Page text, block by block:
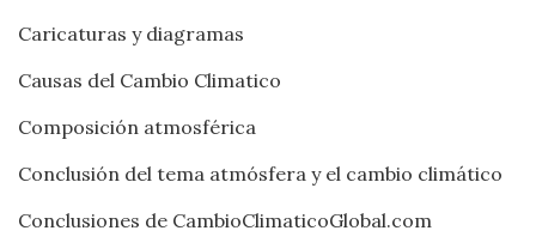
Caricaturas y diagramas
Causas del Cambio Climatico
Composición atmosférica
Conclusión del tema atmósfera y el cambio climático
Conclusiones de CambioClimaticoGlobal.com